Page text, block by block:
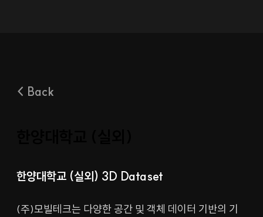
< Back
한양대학교 (실외) 3D Dataset
(주)모빌테크는 다양한 공간 및 객체 데이터 기반의 기